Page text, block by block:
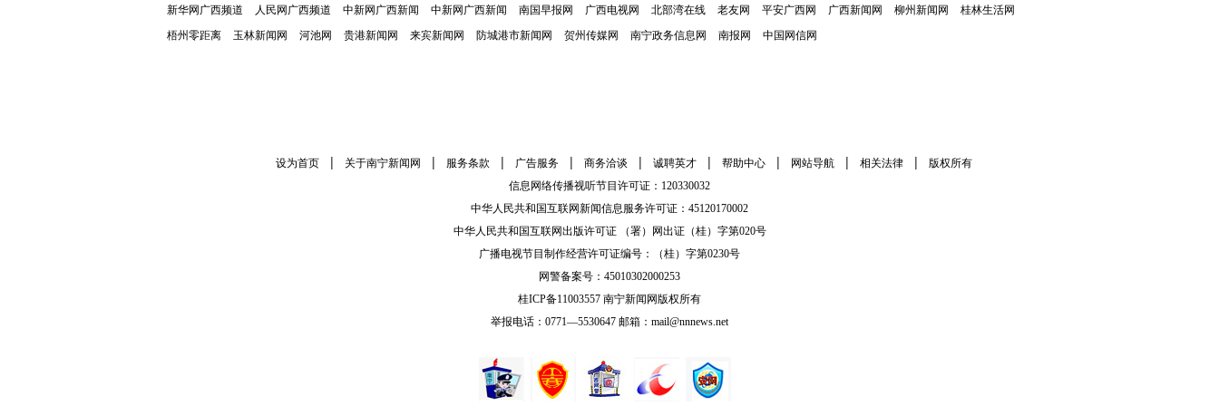
新华网广西频道 人民网广西频道 中新网广西新闻 中新网广西新闻 南国早报网 广西电视网 北部湾在线 老友网 平安广西网 广西新闻网 柳州新闻网
桂林生活网
梧州零距离
玉林新闻网 河池网 贵港新闻网 来宾新闻网 防城港市新闻网 贺州传媒网 南宁政务信息网 南报网 中国网信网
设为首页 | 关于南宁新闻网 | 服务条款 | 广告服务 | 商务洽谈 | 诚聘英才 | 帮助中心 | 网站导航 | 相关法律 |
版权所有
信息网络传播视听节目许可证：120330032
中华人民共和国互联网新闻信息服务许可证：45120170002
中华人民共和国互联网出版许可证 （署）网出证（桂）字第020号
广播电视节目制作经营许可证编号：（桂）字第0230号
网警备案号：45010302000253
桂ICP备11003557 南宁新闻网版权所有
举报电话：0771—5530647 邮箱：mail@nnnews.net